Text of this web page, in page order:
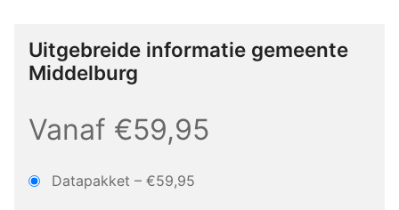
Uitgebreide informatie gemeente
Middelburg
Vanaf €59,95
Datapakket – €59,95